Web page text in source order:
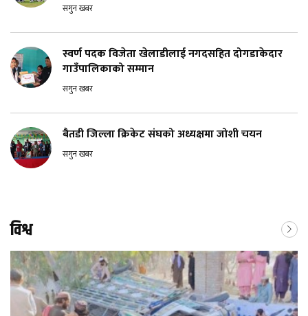
सगुन खबर
स्वर्ण पदक विजेता खेलाडीलाई नगदसहित दोगडाकेदार
गाउँपालिकाको सम्मान
सगुन खबर
बैतडी जिल्ला क्रिकेट संघको अध्यक्षमा जोशी चयन
सगुन खबर
विश्व